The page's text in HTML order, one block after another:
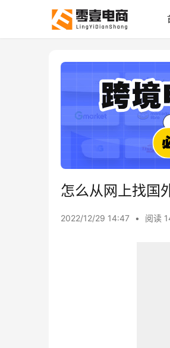
怎么从网上找国
2022/12/29 14:47 • 阅读